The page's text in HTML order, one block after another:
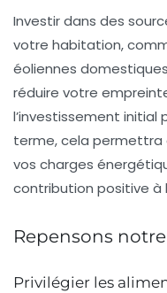
Investir dans des
votre habitation,
éoliennes
réduire votre
l’investissement initial
terme, cela permettra
vos charges
contribution positive à
Repensons
Privilégier les